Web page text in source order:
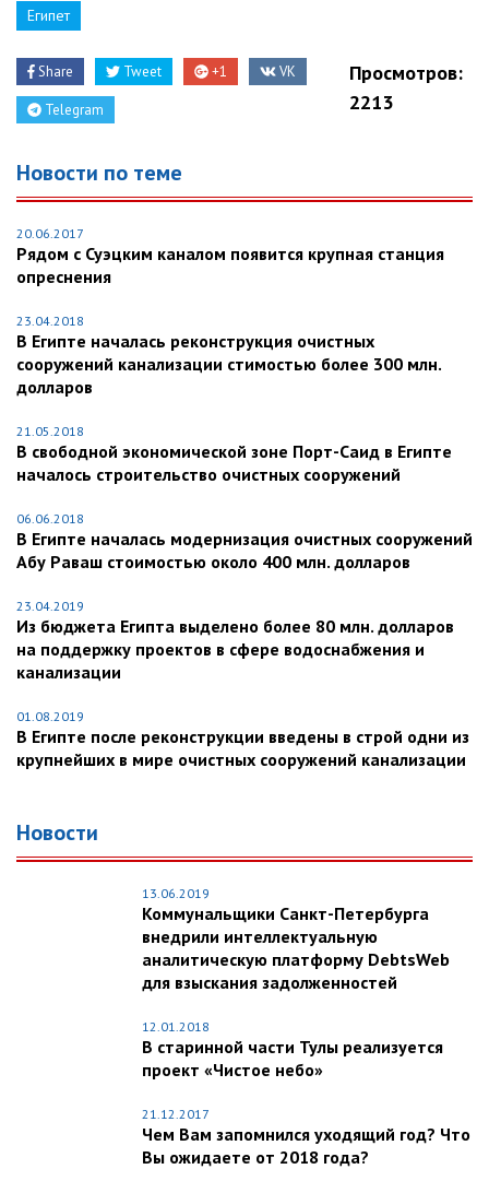
Египет
Share Tweet +1 VK
Telegram
Просмотров:
2213
Новости по теме
20.06.2017
Рядом с Суэцким каналом появится крупная станция
опреснения
23.04.2018
В Египте началась реконструкция очистных
сооружений канализации стимостью более 300 млн.
долларов
21.05.2018
В свободной экономической зоне Порт-Саид в Египте
началось строительство очистных сооружений
06.06.2018
В Египте началась модернизация очистных сооружений
Абу Раваш стоимостью около 400 млн. долларов
23.04.2019
Из бюджета Египта выделено более 80 млн. долларов
на поддержку проектов в сфере водоснабжения и
канализации
01.08.2019
В Египте после реконструкции введены в строй одни из
крупнейших в мире очистных сооружений канализации
Новости
13.06.2019
Коммунальщики Санкт-Петербурга
внедрили интеллектуальную
аналитическую платформу DebtsWeb
для взыскания задолженностей
12.01.2018
В старинной части Тулы реализуется
проект «Чистое небо»
21.12.2017
Чем Вам запомнился уходящий год? Что
Вы ожидаете от 2018 года?